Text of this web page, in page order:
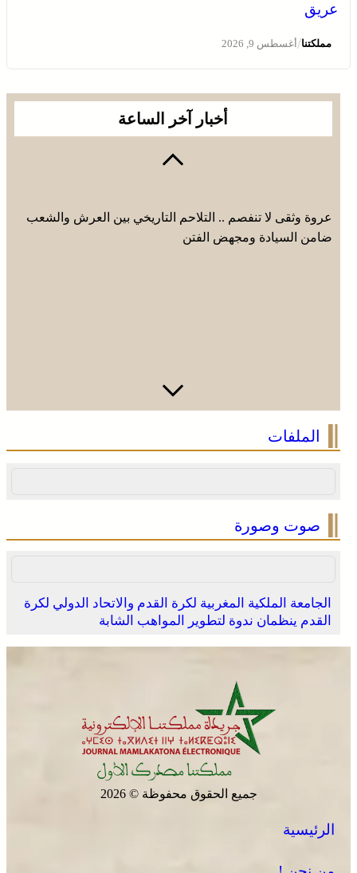
عريق
مملكتنا/أغسطس 9, 2026
أخبار آخر الساعة
العبور إلى مونديال البرازيل 2027
عروة وثقى لا تنفصم .. التلاحم التاريخي بين العرش والشعب
ضامن السيادة ومجهض الفتن
عيسى .. أصغر فرسان التبوريدة يحمل مشعل تراث عريق
اختتام الدورة الـ 14 لأولمبياد تيفيناغ الوطنية ضمن فعاليات
الملفات
صوت وصورة
الجامعة الملكية المغربية لكرة القدم والاتحاد الدولي لكرة
القدم ينظمان ندوة لتطوير المواهب الشابة
جميع الحقوق محفوظة © 2026
الرئيسية